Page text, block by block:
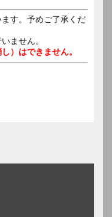
す。予めご了承くだ
ません。
）はできません。